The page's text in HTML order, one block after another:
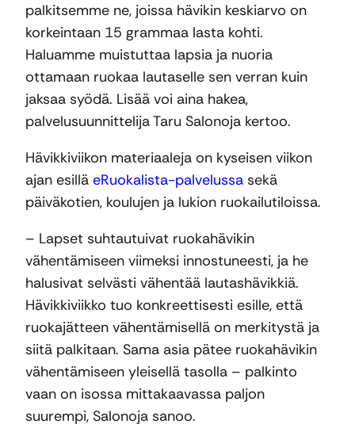
palkitsemme ne, joissa hävikin keskiarvo on
korkeintaan 15 grammaa lasta kohti.
Haluamme muistuttaa lapsia ja nuoria
ottamaan ruokaa lautaselle sen verran kuin
jaksaa syödä. Lisää voi aina hakea,
palvelusuunnittelija Taru Salonoja kertoo.
Hävikkiviikon materiaaleja on kyseisen viikon
ajan esillä eRuokalista-palvelussa sekä
päiväkotien, koulujen ja lukion ruokailutiloissa.
– Lapset suhtautuivat ruokahävikin
vähentämiseen viimeksi innostuneesti, ja he
halusivat selvästi vähentää lautashävikkiä.
Hävikkiviikko tuo konkreettisesti esille, että
ruokajätteen vähentämisellä on merkitystä ja
siitä palkitaan. Sama asia pätee ruokahävikin
vähentämiseen yleisellä tasolla – palkinto
vaan on isossa mittakaavassa paljon
suurempi, Salonoja sanoo.